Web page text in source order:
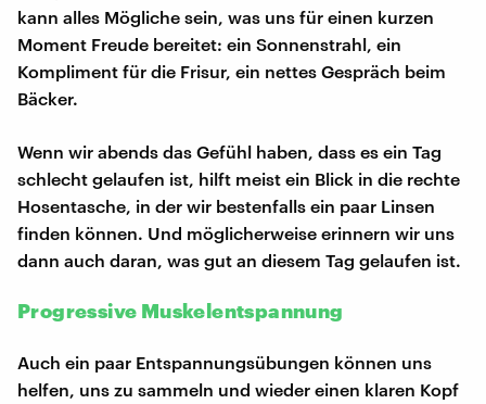
kann alles Mögliche sein, was uns für einen kurzen
Moment Freude bereitet: ein Sonnenstrahl, ein
Kompliment für die Frisur, ein nettes Gespräch beim
Bäcker.
Wenn wir abends das Gefühl haben, dass es ein Tag
schlecht gelaufen ist, hilft meist ein Blick in die rechte
Hosentasche, in der wir bestenfalls ein paar Linsen
finden können. Und möglicherweise erinnern wir uns
dann auch daran, was gut an diesem Tag gelaufen ist.
Progressive Muskelentspannung
Auch ein paar Entspannungsübungen können uns
helfen, uns zu sammeln und wieder einen klaren Kopf